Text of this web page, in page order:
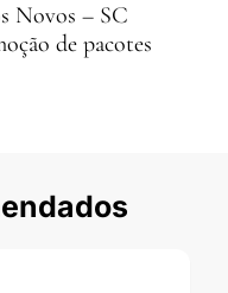
Novos – SC
de pacotes